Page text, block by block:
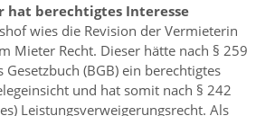
hat berechtigtes Interesse
wies die Revision der Vermieterin
Mieter Recht. Dieser hätte nach § 259
(BGB) ein berechtigtes
und hat somit nach § 242
Leistungsverweigerungsrecht. Als